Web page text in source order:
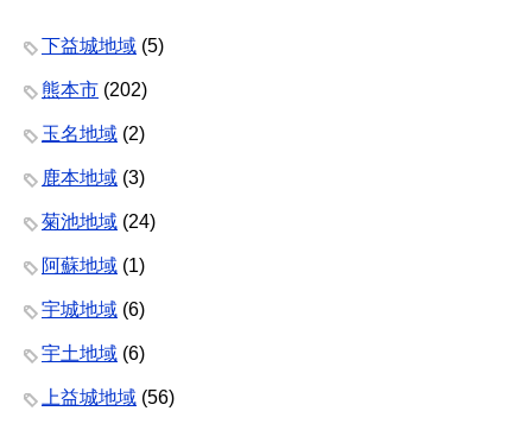
下益城地域 (5)
熊本市 (202)
玉名地域 (2)
鹿本地域 (3)
菊池地域 (24)
阿蘇地域 (1)
宇城地域 (6)
宇土地域 (6)
上益城地域 (56)